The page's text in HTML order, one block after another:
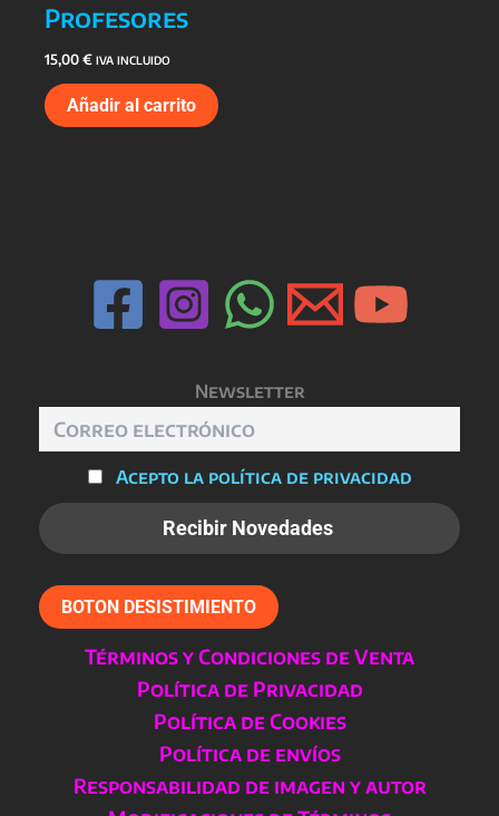
Profesores
15,00€ IVA INCLUIDO
Añadir al carrito
Newsletter
Acepto la política de privacidad
BOTON DESISTIMIENTO
Términos y Condiciones de Venta
Política de Privacidad
Política de Cookies
Política de envíos
Responsabilidad de imagen y autor